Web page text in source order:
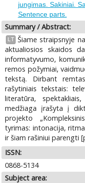
jungimas. Sakiniai.
Sentence parts.
Summary / Abstract:
LT Šiame straipsnyje
aktualiosios skaidos
informatyvumo,
remos požymiai,
tekstą. Dirbant
rašytiniais tekstais:
literatūra,
medžiaga įrašyta į
projekto
tyrimas: intonacija,
ir šiam rašiniui parengti
ISSN:
0868-5134
Subject area: